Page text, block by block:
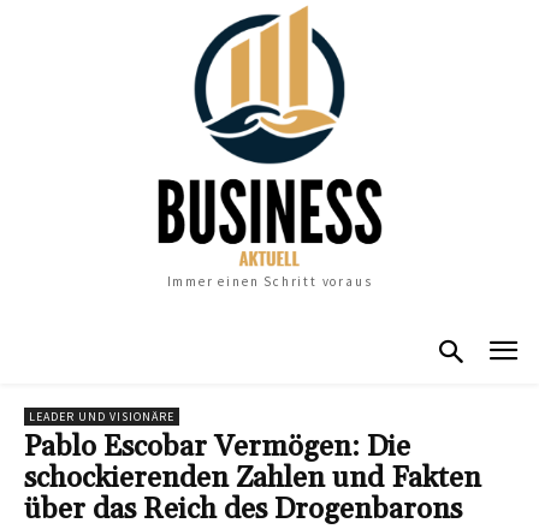
Immer einen Schritt voraus
LEADER UND VISIONÄRE
Pablo Escobar Vermögen: Die
schockierenden Zahlen und Fakten
über das Reich des Drogenbarons